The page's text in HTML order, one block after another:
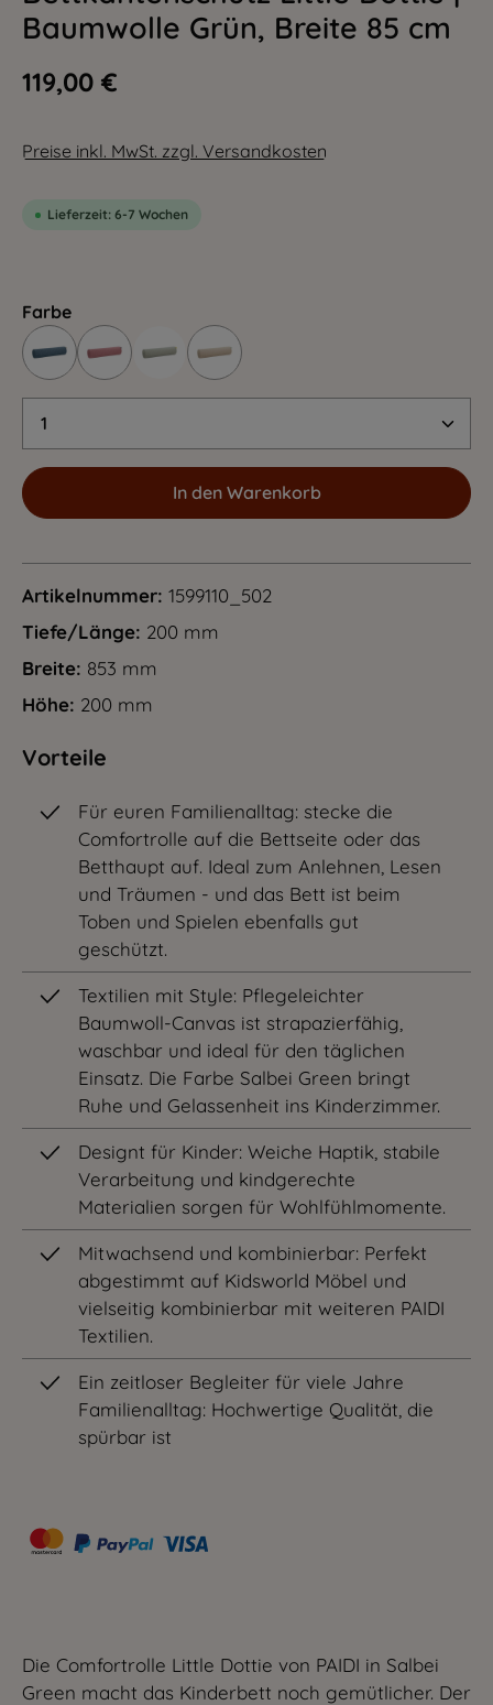
Baumwolle Grün, Breite 85 cm
119,00 €
Preise inkl. MwSt. zzgl. Versandkosten
Lieferzeit: 6-7 Wochen
Farbe
Produkt Anzahl: Gib den gewünschten
In den Warenkorb
Artikelnummer: 1599110_502
Tiefe/Länge: 200 mm
Breite: 853 mm
Höhe: 200 mm
Vorteile
Für euren Familienalltag: stecke die
Comfortrolle auf die Bettseite oder das
Betthaupt auf. Ideal zum Anlehnen, Lesen
und Träumen - und das Bett ist beim
Toben und Spielen ebenfalls gut
geschützt.
Textilien mit Style: Pflegeleichter
Baumwoll-Canvas ist strapazierfähig,
waschbar und ideal für den täglichen
Einsatz. Die Farbe Salbei Green bringt
Ruhe und Gelassenheit ins Kinderzimmer.
Designt für Kinder: Weiche Haptik, stabile
Verarbeitung und kindgerechte
Materialien sorgen für Wohlfühlmomente.
Mitwachsend und kombinierbar: Perfekt
abgestimmt auf Kidsworld Möbel und
vielseitig kombinierbar mit weiteren PAIDI
Textilien.
Ein zeitloser Begleiter für viele Jahre
Familienalltag: Hochwertige Qualität, die
spürbar ist
Die Comfortrolle Little Dottie von PAIDI in Salbei
Green macht das Kinderbett noch gemütlicher. Der